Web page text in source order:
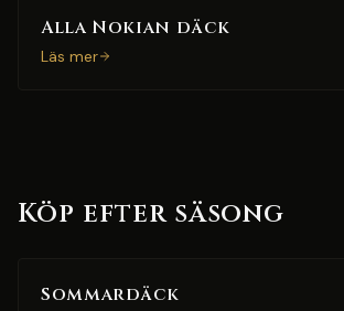
Alla Nokian däck
Läs mer
Köp efter säsong
Sommardäck